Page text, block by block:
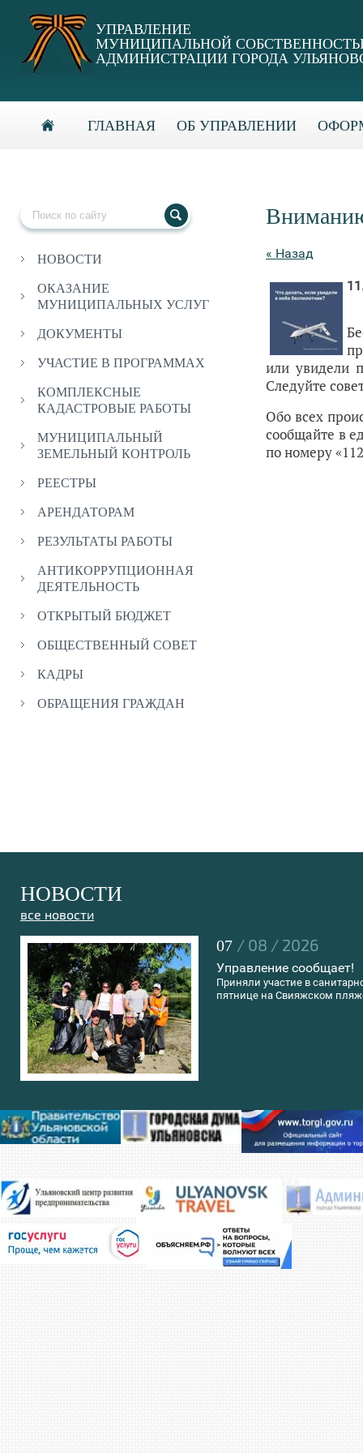
УПРАВЛЕНИЕ
МУНИЦИПАЛЬНОЙ
АДМИНИСТРАЦИИ ГОРОДА
ГЛАВНАЯ ОБ УПРАВЛЕНИИ
НОВОСТИ
ОКАЗАНИЕ
МУНИЦИПАЛЬНЫХ УСЛУГ
ДОКУМЕНТЫ
УЧАСТИЕ В ПРОГРАММАХ
КОМПЛЕКСНЫЕ
КАДАСТРОВЫЕ РАБОТЫ
МУНИЦИПАЛЬНЫЙ
ЗЕМЕЛЬНЫЙ КОНТРОЛЬ
РЕЕСТРЫ
АРЕНДАТОРАМ
РЕЗУЛЬТАТЫ РАБОТЫ
АНТИКОРРУПЦИОННАЯ
ДЕЯТЕЛЬНОСТЬ
ОТКРЫТЫЙ БЮДЖЕТ
ОБЩЕСТВЕННЫЙ СОВЕТ
КАДРЫ
ОБРАЩЕНИЯ ГРАЖДАН
« Назад
или увидели
Следуйте
Обо всех
сообщайте в
по номеру
НОВОСТИ
все новости
07 / 08 / 2026
Управление сообщает!
Приняли участие в
пятнице на Свияжском